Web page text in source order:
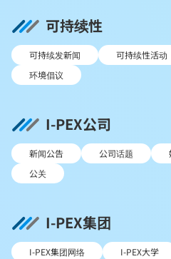
可持续性
可持续发新闻 可持续性活动
环境倡议
I-PEX公司
新闻公告 公司话题
公关
I-PEX集团
I-PEX集团网络
I-PEX大学